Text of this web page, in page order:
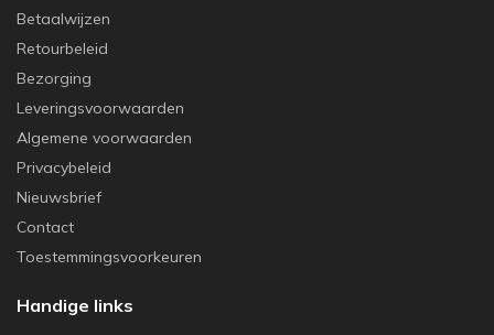
Betaalwijzen
Retourbeleid
Bezorging
Leveringsvoorwaarden
Algemene voorwaarden
Privacybeleid
Nieuwsbrief
Contact
Toestemmingsvoorkeuren
Handige links